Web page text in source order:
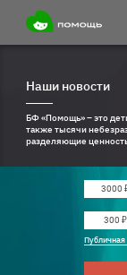
Наши новости
БФ «Помощь» – это
также тысячи
разделяющие
3000
300 ₽
Публичная